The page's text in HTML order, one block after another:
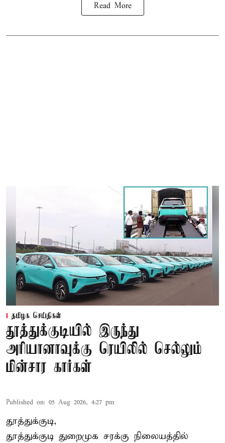
Read More
தமிழக செய்திகள்
தூத்துக்குடியில் இருந்து
அரியானாவுக்கு ரெயிலில் செல்லும்
மின்சார கார்கள்
Published on: 05 Aug 2026, 4:27 pm
தூத்துக்குடி,
தூத்துக்குடி துறைமுக சரக்கு நிலையத்தில்